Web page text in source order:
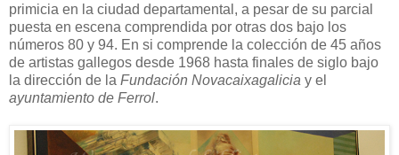
primicia en la ciudad departamental, a pesar de su parcial
puesta en escena comprendida por otras dos bajo los
números 80 y 94. En si comprende la colección de 45 años
de artistas gallegos desde 1968 hasta finales de siglo bajo
la dirección de la Fundación Novacaixagalicia y el
ayuntamiento de Ferrol.